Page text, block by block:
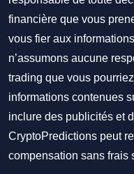
financière que vous
vous fier aux
n’assumons aucune
trading que vous
informations contenues
inclure des publicités et
CryptoPredictions peut
compensation sans frais